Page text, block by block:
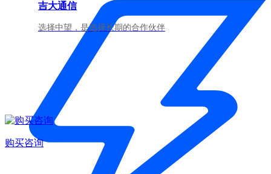
吉大通信
选择中望，是选择长期的合作伙伴
购买咨询